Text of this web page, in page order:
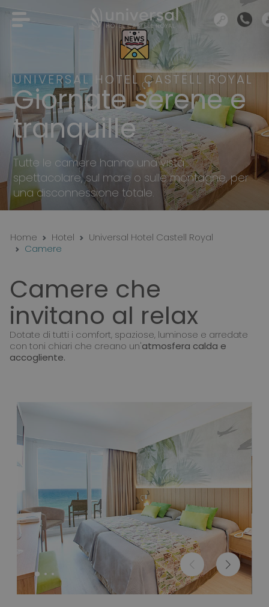
UNIVERSAL HOTEL CASTELL ROYAL
Giornate serene e
tranquille
Tutte le camere hanno una vista
spettacolare, sul mare o sulle montagne, per
una disconnessione totale.
Home Hotel
Universal Hotel Castell Royal
Camere
Camere che
invitano al relax
Dotate di tutti i comfort, spaziose, luminose e arredate
con toni chiari che creano un'atmosfera calda e
accogliente.